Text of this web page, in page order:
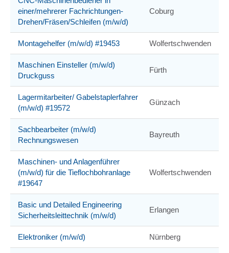
einer/mehrerer Fachrichtungen-
Drehen/Fräsen/Schleifen (m/w/d)
Coburg
Montagehelfer (m/w/d) #19453 Wolfertschwenden
Maschinen Einsteller (m/w/d)
Druckguss
Fürth
Lagermitarbeiter/ Gabelstaplerfahrer
(m/w/d) #19572
Günzach
Sachbearbeiter (m/w/d)
Rechnungswesen
Bayreuth
Maschinen- und Anlagenführer
(m/w/d) für die Tieflochbohranlage
#19647
Wolfertschwenden
Basic und Detailed Engineering
Sicherheitsleittechnik (m/w/d)
Erlangen
Elektroniker (m/w/d) Nürnberg